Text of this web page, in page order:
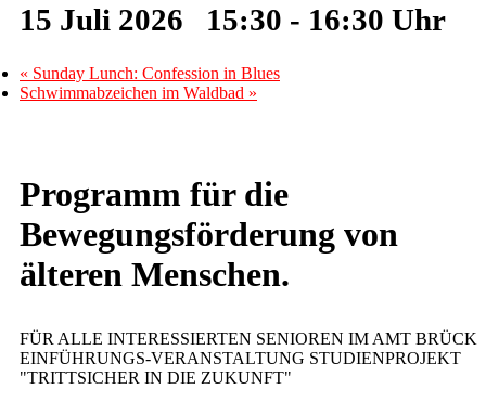
15 Juli 2026 15:30 - 16:30
« Sunday Lunch: Confession in Blues
Schwimmabzeichen im Waldbad »
Programm für die
Bewegungsförderung von
älteren Menschen.
FÜR ALLE INTERESSIERTEN SENIOREN IM AMT BRÜCK
EINFÜHRUNGS-VERANSTALTUNG STUDIENPROJEKT
"TRITTSICHER IN DIE ZUKUNFT"